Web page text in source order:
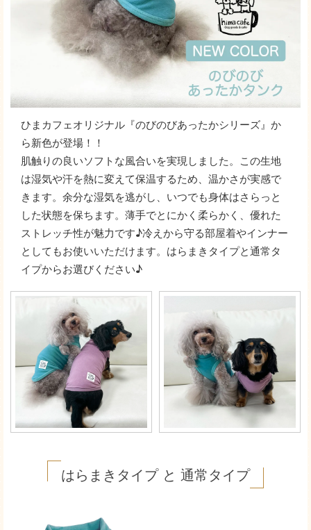
ひまカフェオリジナル『のびのびあったかシリーズ』か
ら新色が登場！！
肌触りの良いソフトな風合いを実現しました。この生地
は湿気や汗を熱に変えて保温するため、温かさが実感で
きます。余分な湿気を逃がし、いつでも身体はさらっと
した状態を保ちます。薄手でとにかく柔らかく、優れた
ストレッチ性が魅力です♪冷えから守る部屋着やインナー
としてもお使いいただけます。はらまきタイプと通常タ
イプからお選びください♪
はらまきタイプ と 通常タイプ